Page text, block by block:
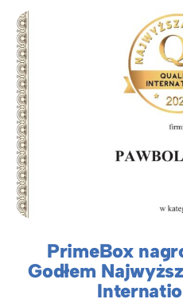
PrimeBox
Godłem